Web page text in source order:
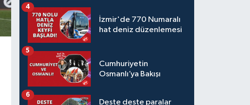
İzmir'de 770 Numaralı
hat deniz düzenlemesi
4
Cumhuriyetin
Osmanlı’ya Bakışı
5
Deste deste paralar
6